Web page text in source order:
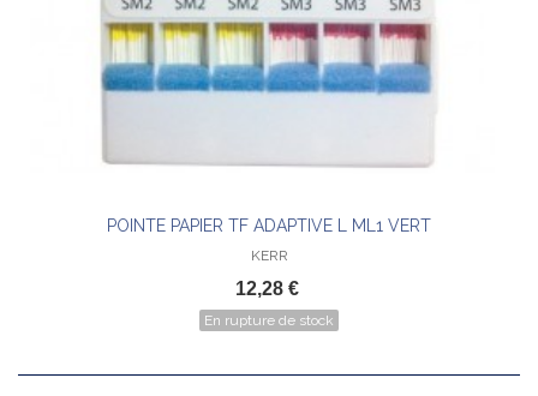
POINTE PAPIER TF ADAPTIVE L ML1 VERT
KERR
12,28 €
En rupture de stock